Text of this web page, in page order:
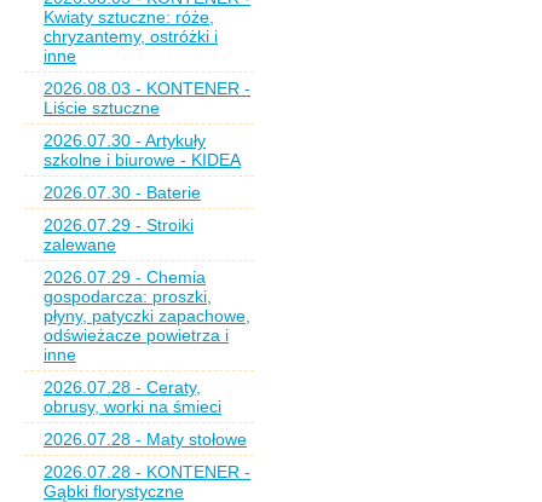
Kwiaty sztuczne: róże,
chryzantemy, ostróżki i
inne
2026.08.03 - KONTENER -
Liście sztuczne
2026.07.30 - Artykuły
szkolne i biurowe - KIDEA
2026.07.30 - Baterie
2026.07.29 - Stroiki
zalewane
2026.07.29 - Chemia
gospodarcza: proszki,
płyny, patyczki zapachowe,
odświeżacze powietrza i
inne
2026.07.28 - Ceraty,
obrusy, worki na śmieci
2026.07.28 - Maty stołowe
2026.07.28 - KONTENER -
Gąbki florystyczne